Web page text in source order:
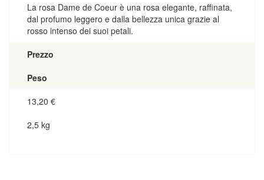
La rosa Dame de Coeur è una rosa elegante, raffinata,
dal profumo leggero e dalla bellezza unica grazie al
rosso intenso dei suoi petali.
Prezzo
Peso
13,20 €
2,5 kg